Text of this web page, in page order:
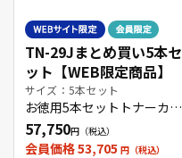
TN-29Jまとめ買い5本セ
ット【WEB限定商品】
サイズ：5本セット
お徳用5本セットトナーカー
トリッジ
57,750
会員価格 53,705